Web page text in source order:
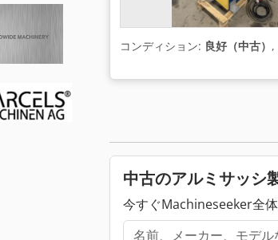
コンディション: 良好（中古） ,
中古のアルミサッシ
今すぐMachineseeker全